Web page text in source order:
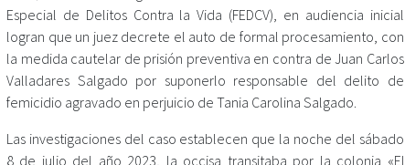
Especial de Delitos Contra la Vida (FEDCV), en audiencia inicial
logran que un juez decrete el auto de formal procesamiento, con
la medida cautelar de prisión preventiva en contra de Juan Carlos
Valladares Salgado por suponerlo responsable del delito de
femicidio agravado en perjuicio de Tania Carolina Salgado.
Las investigaciones del caso establecen que la noche del sábado
8 de julio del año 2023, la occisa transitaba por la colonia «EI